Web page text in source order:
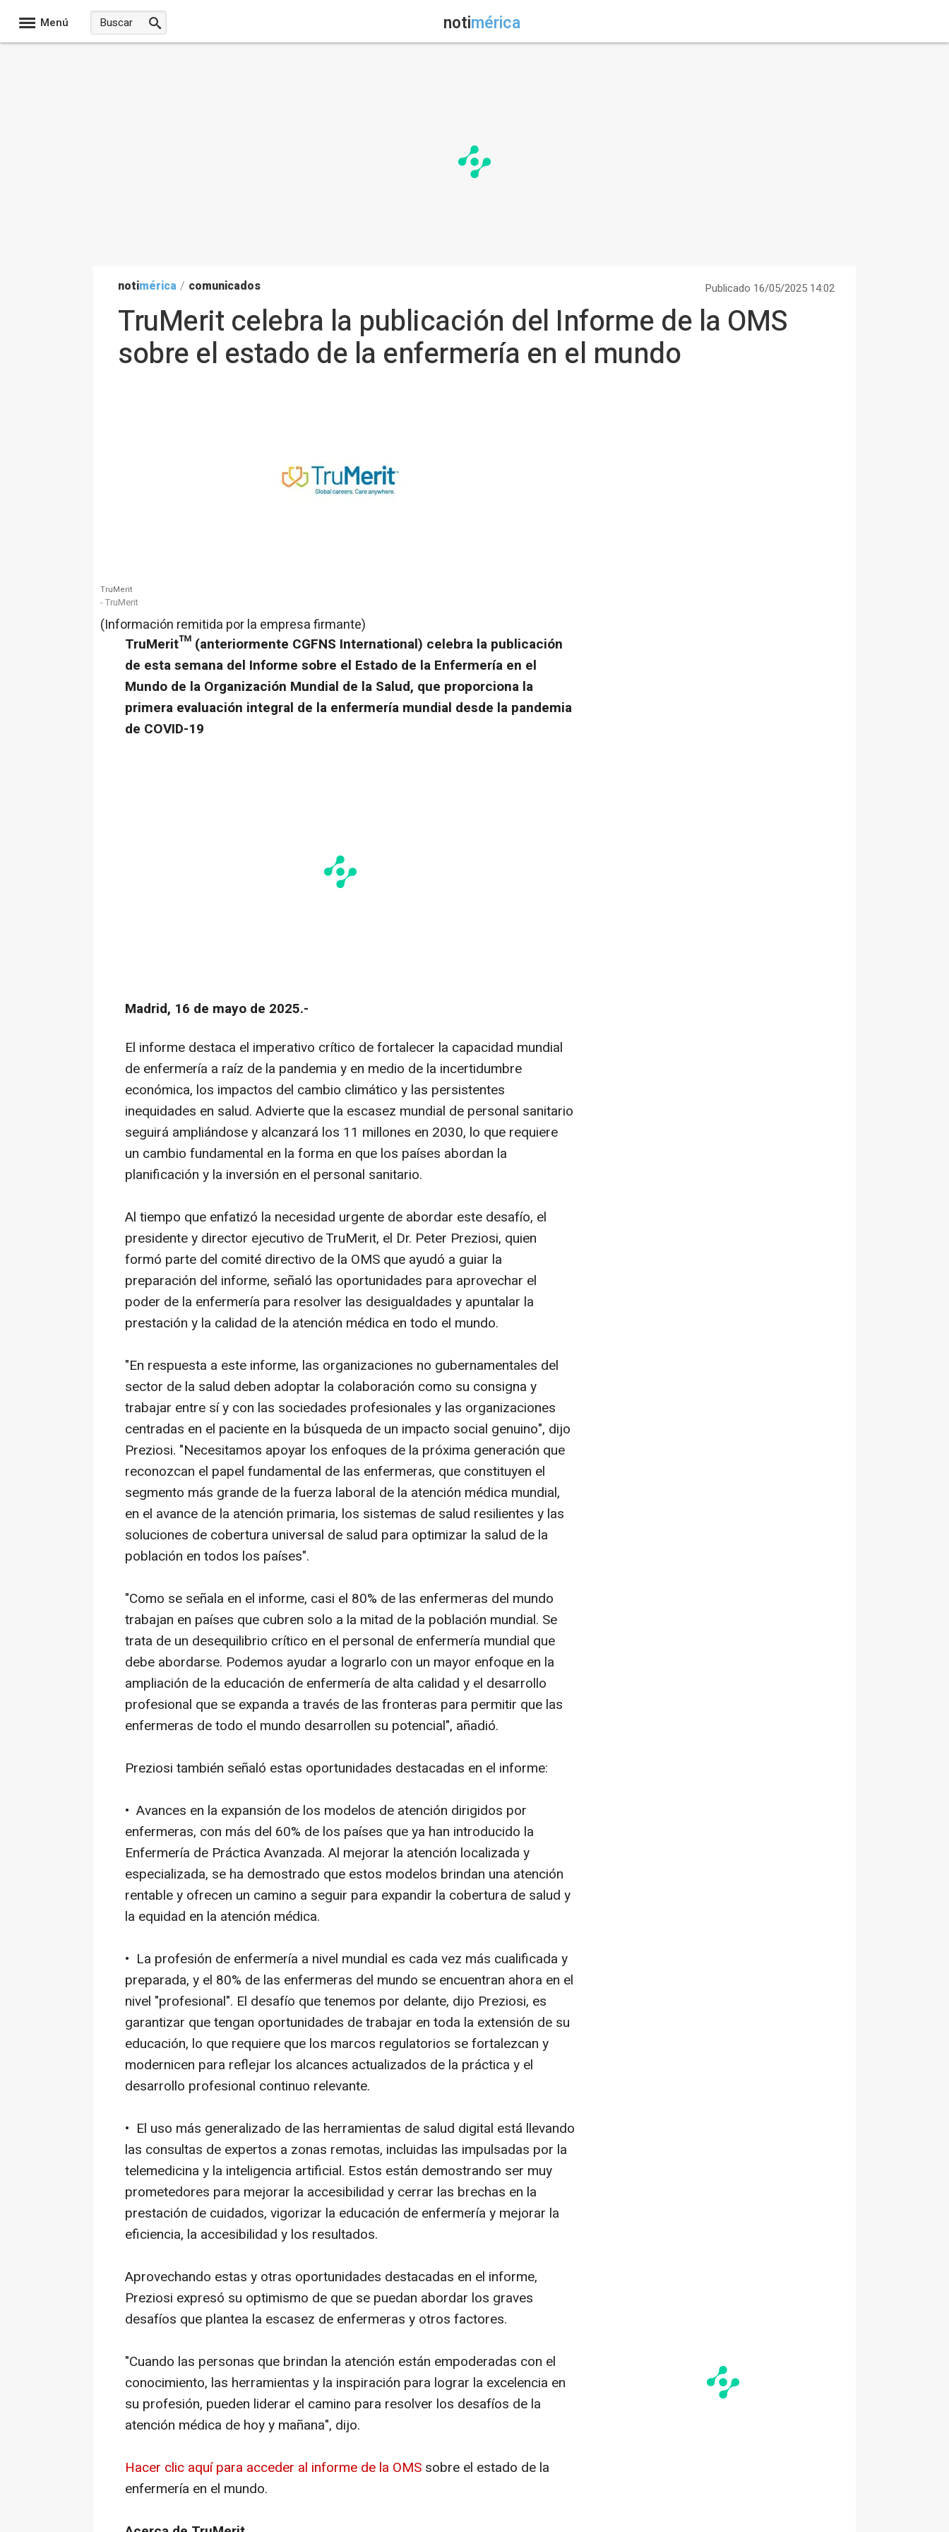
Menú notimérica
notimérica / comunicados Publicado 16/05/2025 14:02
TruMerit celebra la publicación del Informe de la OMS
sobre el estado de la enfermería en el mundo
TruMerit
- TruMerit
(Información remitida por la empresa firmante)
TruMerit™ (anteriormente CGFNS International) celebra la publicación
de esta semana del Informe sobre el Estado de la Enfermería en el
Mundo de la Organización Mundial de la Salud, que proporciona la
primera evaluación integral de la enfermería mundial desde la pandemia
de COVID-19
Madrid, 16 de mayo de 2025.-
El informe destaca el imperativo crítico de fortalecer la capacidad mundial
de enfermería a raíz de la pandemia y en medio de la incertidumbre
económica, los impactos del cambio climático y las persistentes
inequidades en salud. Advierte que la escasez mundial de personal sanitario
seguirá ampliándose y alcanzará los 11 millones en 2030, lo que requiere
un cambio fundamental en la forma en que los países abordan la
planificación y la inversión en el personal sanitario.
Al tiempo que enfatizó la necesidad urgente de abordar este desafío, el
presidente y director ejecutivo de TruMerit, el Dr. Peter Preziosi, quien
formó parte del comité directivo de la OMS que ayudó a guiar la
preparación del informe, señaló las oportunidades para aprovechar el
poder de la enfermería para resolver las desigualdades y apuntalar la
prestación y la calidad de la atención médica en todo el mundo.
"En respuesta a este informe, las organizaciones no gubernamentales del
sector de la salud deben adoptar la colaboración como su consigna y
trabajar entre sí y con las sociedades profesionales y las organizaciones
centradas en el paciente en la búsqueda de un impacto social genuino", dijo
Preziosi. "Necesitamos apoyar los enfoques de la próxima generación que
reconozcan el papel fundamental de las enfermeras, que constituyen el
segmento más grande de la fuerza laboral de la atención médica mundial,
en el avance de la atención primaria, los sistemas de salud resilientes y las
soluciones de cobertura universal de salud para optimizar la salud de la
población en todos los países".
"Como se señala en el informe, casi el 80% de las enfermeras del mundo
trabajan en países que cubren solo a la mitad de la población mundial. Se
trata de un desequilibrio crítico en el personal de enfermería mundial que
debe abordarse. Podemos ayudar a lograrlo con un mayor enfoque en la
ampliación de la educación de enfermería de alta calidad y el desarrollo
profesional que se expanda a través de las fronteras para permitir que las
enfermeras de todo el mundo desarrollen su potencial", añadió.
Preziosi también señaló estas oportunidades destacadas en el informe:
• Avances en la expansión de los modelos de atención dirigidos por
enfermeras, con más del 60% de los países que ya han introducido la
Enfermería de Práctica Avanzada. Al mejorar la atención localizada y
especializada, se ha demostrado que estos modelos brindan una atención
rentable y ofrecen un camino a seguir para expandir la cobertura de salud y
la equidad en la atención médica.
• La profesión de enfermería a nivel mundial es cada vez más cualificada y
preparada, y el 80% de las enfermeras del mundo se encuentran ahora en el
nivel "profesional". El desafío que tenemos por delante, dijo Preziosi, es
garantizar que tengan oportunidades de trabajar en toda la extensión de su
educación, lo que requiere que los marcos regulatorios se fortalezcan y
modernicen para reflejar los alcances actualizados de la práctica y el
desarrollo profesional continuo relevante.
• El uso más generalizado de las herramientas de salud digital está llevando
las consultas de expertos a zonas remotas, incluidas las impulsadas por la
telemedicina y la inteligencia artificial. Estos están demostrando ser muy
prometedores para mejorar la accesibilidad y cerrar las brechas en la
prestación de cuidados, vigorizar la educación de enfermería y mejorar la
eficiencia, la accesibilidad y los resultados.
Aprovechando estas y otras oportunidades destacadas en el informe,
Preziosi expresó su optimismo de que se puedan abordar los graves
desafíos que plantea la escasez de enfermeras y otros factores.
"Cuando las personas que brindan la atención están empoderadas con el
conocimiento, las herramientas y la inspiración para lograr la excelencia en
su profesión, pueden liderar el camino para resolver los desafíos de la
atención médica de hoy y mañana", dijo.
Hacer clic aquí para acceder al informe de la OMS sobre el estado de la
enfermería en el mundo.